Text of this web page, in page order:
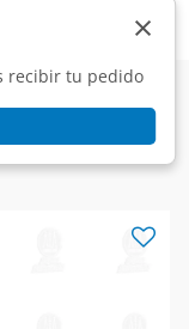
recibir tu pedido
×